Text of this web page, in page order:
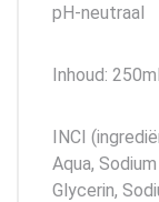
​pH-neutraal
Inhoud: 250ml
​INCI
Aqua,
Glycerin,